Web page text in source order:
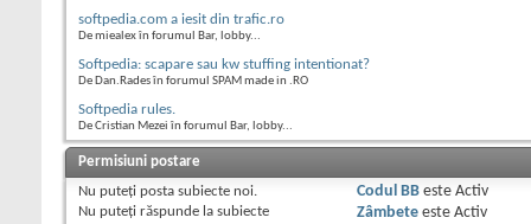
softpedia.com a iesit din trafic.ro
De miealex în forumul Bar, lobby...
Softpedia: scapare sau kw stuffing intentionat?
De Dan.Rades în forumul SPAM made in .RO
Softpedia rules.
De Cristian Mezei în forumul Bar, lobby...
Permisiuni postare
Nu puteţi posta subiecte noi.
Nu puteţi răspunde la subiecte
Codul BBeste Activ
Zâmbeteeste Activ